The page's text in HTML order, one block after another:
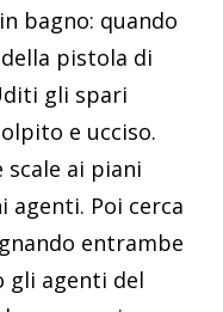
bagno: quando
pistola di
gli spari
e ucciso.
ai piani
agenti. Poi cerca
entrambe
gli agenti del